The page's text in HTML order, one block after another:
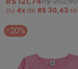
(Branco)
ou 4x de R$ 30,43
-20%